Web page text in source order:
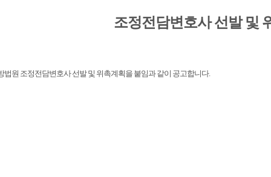
조정전담변호사 선발 및
원 조정전담변호사 선발 및 위촉계획을 붙임과 같이 공고합니다.